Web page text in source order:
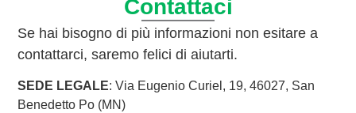
Contattaci
Se hai bisogno di più informazioni non esitare a
contattarci, saremo felici di aiutarti.
SEDE LEGALE: Via Eugenio Curiel, 19, 46027, San
Benedetto Po (MN)